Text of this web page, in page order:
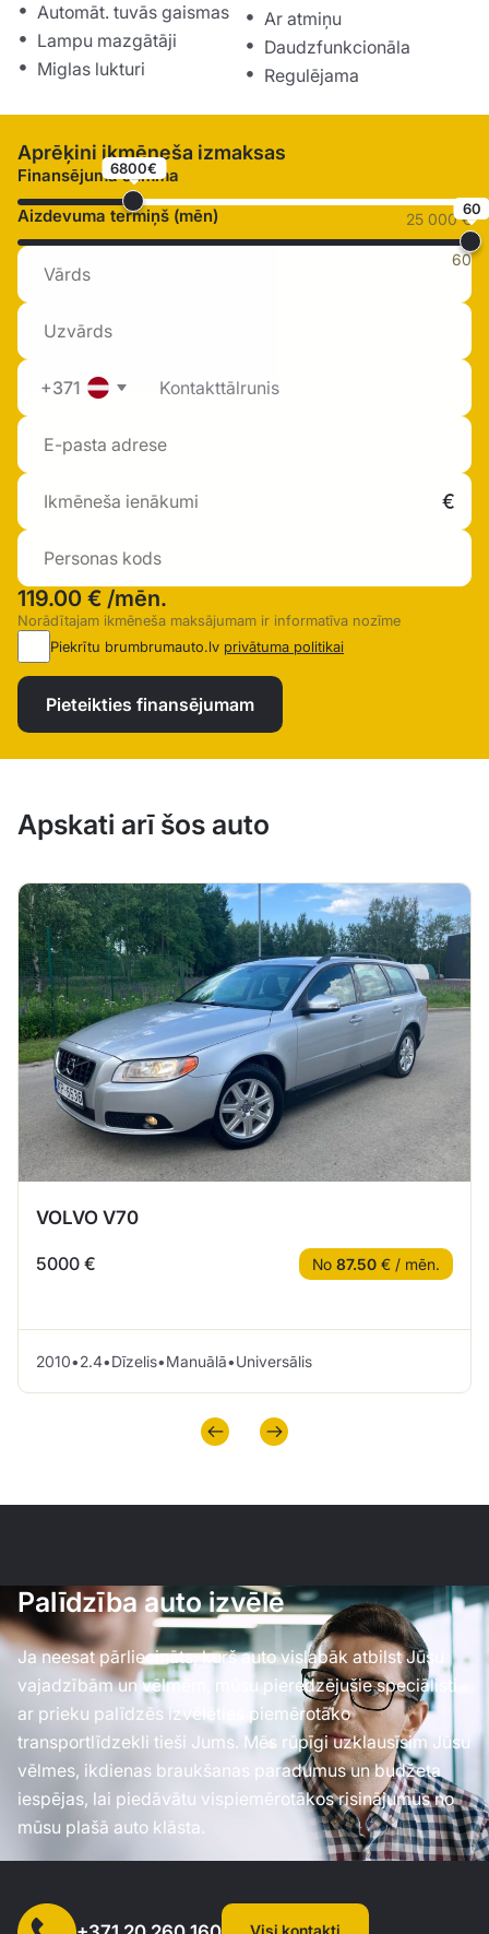
Automāt. tuvās gaismas
Lampu mazgātāji
Miglas lukturi
Ar atmiņu
Daudzfunkcionāla
Regulējama
Aprēķini ikmēneša izmaksas
Finansējuma summa
6800€
25 000 €
Aizdevuma termiņš (mēn) 60
60
+371
119.00 € /mēn.
Norādītajam ikmēneša maksājumam ir informatīva nozīme
Piekrītu brumbrumauto.lv privātuma politikai
Pieteikties finansējumam
Apskati arī šos auto
VOLVO V70
5000 € No 87.50 € / mēn.
2010•2.4•Dīzelis•Manuālā•Universālis
Palīdzība auto izvēlē
Ja neesat pārliecināts, kurš auto vislabāk atbilst Jūsu
vajadzībām un vēlmēm, mūsu pieredzējušie speciālisti
ar prieku palīdzēs izvēlēties piemērotāko
transportlīdzekli tieši Jums. Mēs rūpīgi uzklausīsim Jūsu
vēlmes, ikdienas braukšanas paradumus un budžeta
iespējas, lai piedāvātu vispiemērotākos risinājumus no
mūsu plašā auto klāsta.
Visi kontakti